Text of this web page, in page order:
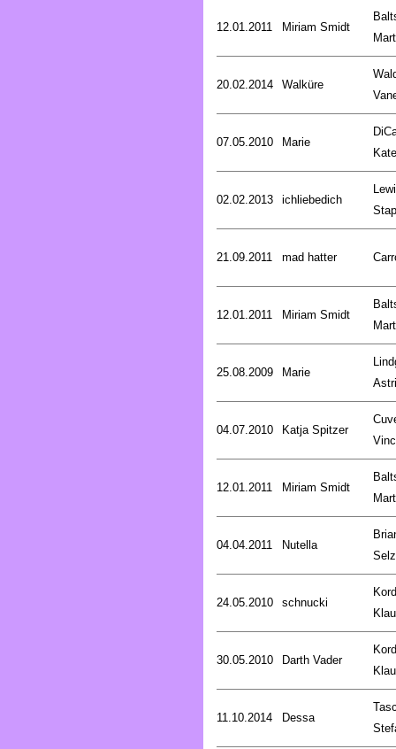
12.01.2011 Miriam Smidt
20.02.2014 Walküre
07.05.2010 Marie
Kate
02.02.2013 ichliebedich
21.09.2011 mad hatter
12.01.2011 Miriam Smidt
25.08.2009 Marie
04.07.2010 Katja Spitzer
12.01.2011 Miriam Smidt
04.04.2011 Nutella
24.05.2010 schnucki
30.05.2010 Darth Vader
11.10.2014 Dessa